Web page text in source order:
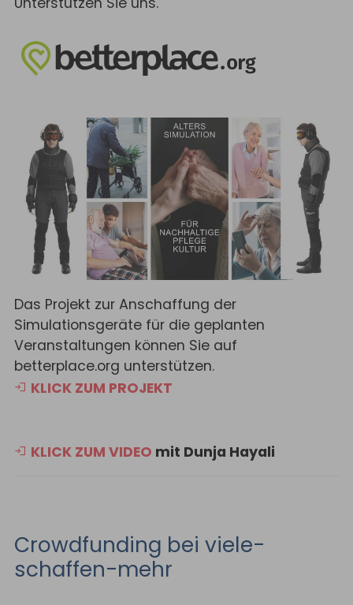
Das Projekt zur Anschaffung der
Simulationsgeräte für die geplanten
Veranstaltungen können Sie auf
betterplace.org unterstützen.
KLICK ZUM PROJEKT
KLICK ZUM VIDEO mit Dunja Hayali
Crowdfunding bei viele-
schaffen-mehr